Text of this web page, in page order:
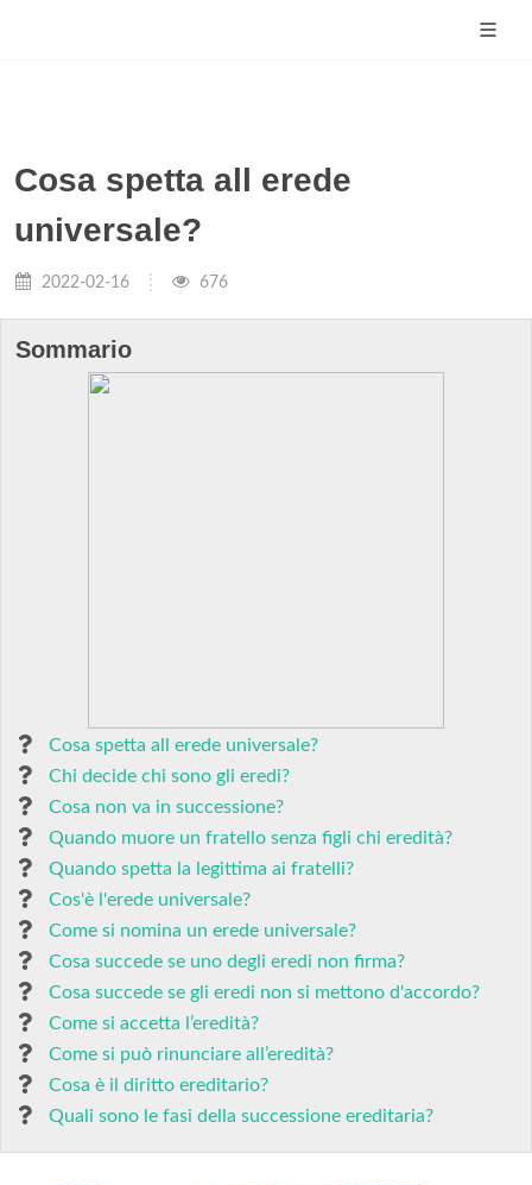
Cosa spetta all erede
universale?
2022-02-16 676
Sommario
Cosa spetta all erede universale?
Chi decide chi sono gli eredi?
Cosa non va in successione?
Quando muore un fratello senza figli chi eredità?
Quando spetta la legittima ai fratelli?
Cos'è l'erede universale?
Come si nomina un erede universale?
Cosa succede se uno degli eredi non firma?
Cosa succede se gli eredi non si mettono d'accordo?
Come si accetta l’eredità?
Come si può rinunciare all’eredità?
Cosa è il diritto ereditario?
Quali sono le fasi della successione ereditaria?